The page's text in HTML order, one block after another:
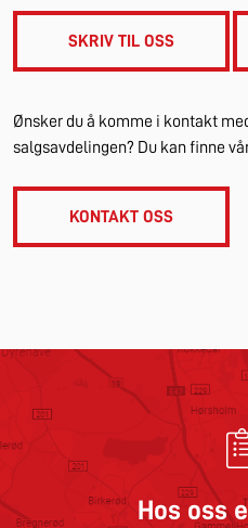
SKRIV TIL OSS
Ønsker du å komme i kontakt
salgsavdelingen? Du kan finne
KONTAKT OSS
Hos oss